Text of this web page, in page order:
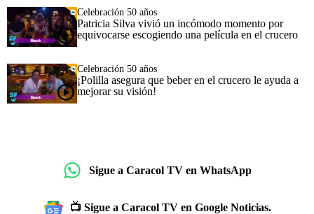
Celebración 50 años
Patricia Silva vivió un incómodo momento por
equivocarse escogiendo una película en el crucero
Celebración 50 años
¡Polilla asegura que beber en el crucero le ayuda a
mejorar su visión!
Sigue a Caracol TV en WhatsApp
📺 Sigue a Caracol TV en Google Noticias.